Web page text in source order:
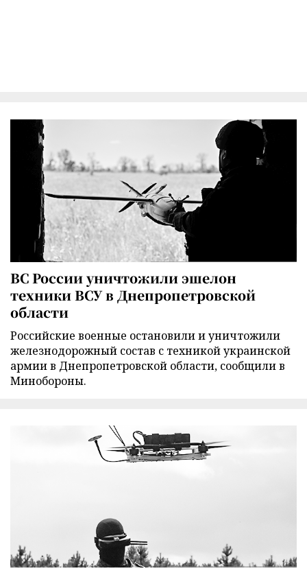
ВС России уничтожили эшелон
техники ВСУ в Днепропетровской
области
Российские военные остановили и уничтожили
железнодорожный состав с техникой украинской
армии в Днепропетровской области, сообщили в
Минобороны.